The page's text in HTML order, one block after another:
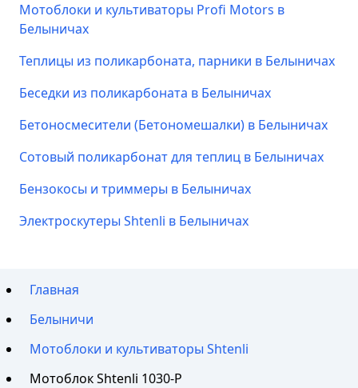
Мотоблоки и культиваторы Profi Motors в
Белыничах
Теплицы из поликарбоната, парники в Белыничах
Беседки из поликарбоната в Белыничах
Бетоносмесители (Бетономешалки) в Белыничах
Сотовый поликарбонат для теплиц в Белыничах
Бензокосы и триммеры в Белыничах
Электроскутеры Shtenli в Белыничах
Главная
Белыничи
Мотоблоки и культиваторы Shtenli
Мотоблок Shtenli 1030-P